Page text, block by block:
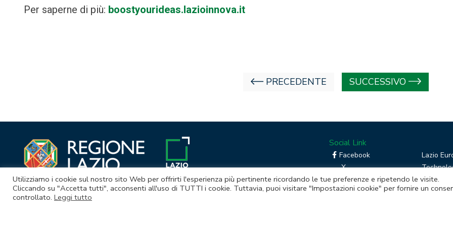
Per saperne di più: boostyourideas.lazioinnova.it
PRECEDENTE SUCCESSIVO
Social Link
Facebook
X
Linkedin
RSS
Lazio
Boost
Utilizziamo i cookie sul nostro sito Web per offrirti l'esperienza più pertinente ricordando le tue preferenze e ripetendo le visite.
Cliccando su "Accetta tutti", acconsenti all'uso di TUTTI i cookie. Tuttavia, puoi visitare "Impostazioni cookie" per fornire un
controllato. Leggi tutto